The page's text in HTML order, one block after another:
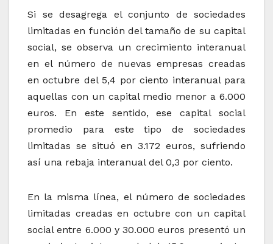
Si se desagrega el conjunto de sociedades
limitadas en función del tamaño de su capital
social, se observa un crecimiento interanual
en el número de nuevas empresas creadas
en octubre del 5,4 por ciento interanual para
aquellas con un capital medio menor a 6.000
euros. En este sentido, ese capital social
promedio para este tipo de sociedades
limitadas se situó en 3.172 euros, sufriendo
así una rebaja interanual del 0,3 por ciento.
En la misma línea, el número de sociedades
limitadas creadas en octubre con un capital
social entre 6.000 y 30.000 euros presentó un